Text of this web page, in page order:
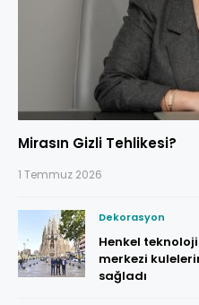
Mirasın Gizli Tehlikesi?
1 Temmuz 2026
Dekorasyon
Henkel
merkezi
sağladı